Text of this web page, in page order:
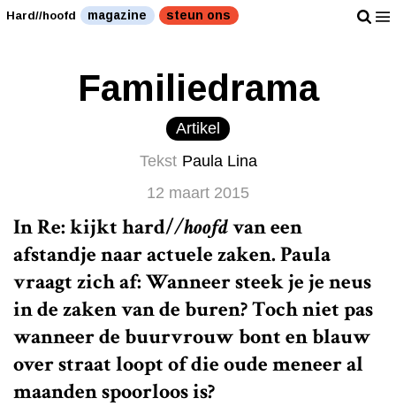
Hard//hoofd magazine steun ons
Familiedrama
Artikel
Tekst Paula Lina
12 maart 2015
In Re: kijkthard//hoofdvan een
afstandje naar actuele zaken. Paula
vraagt zich af: Wanneer steek je je neus
in de zaken van de buren? Toch niet pas
wanneer de buurvrouw bont en blauw
over straat loopt of die oude meneer al
maanden spoorloos is?